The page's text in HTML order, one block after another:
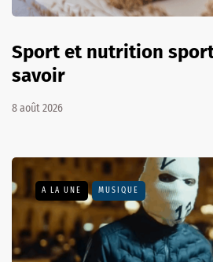
Sport et nutrition
savoir
8 août 2026
A LA UNE MUSIQUE